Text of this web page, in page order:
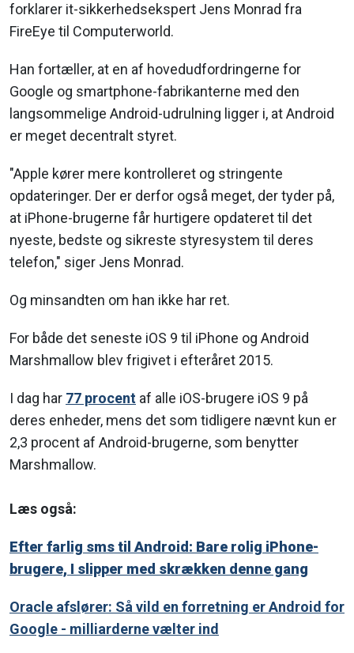
forklarer it-sikkerhedsekspert Jens Monrad fra
FireEye til Computerworld.
Han fortæller, at en af hovedudfordringerne for
Google og smartphone-fabrikanterne med den
langsommelige Android-udrulning ligger i, at Android
er meget decentralt styret.
"Apple kører mere kontrolleret og stringente
opdateringer. Der er derfor også meget, der tyder på,
at iPhone-brugerne får hurtigere opdateret til det
nyeste, bedste og sikreste styresystem til deres
telefon," siger Jens Monrad.
Og minsandten om han ikke har ret.
For både det seneste iOS 9 til iPhone og Android
Marshmallow blev frigivet i efteråret 2015.
I dag har 77 procent af alle iOS-brugere iOS 9 på
deres enheder, mens det som tidligere nævnt kun er
2,3 procent af Android-brugerne, som benytter
Marshmallow.
Læs også:
Efter farlig sms til Android: Bare rolig iPhone-
brugere, I slipper med skrækken denne gang
Oracle afslører: Så vild en forretning er Android for
Google - milliarderne vælter ind